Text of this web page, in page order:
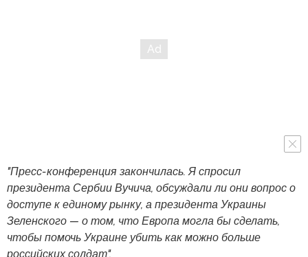
"Пресс-конференция закончилась. Я спросил
президента Сербии Вучича, обсуждали ли они вопрос о
доступе к единому рынку, а президента Украины
Зеленского — о том, что Европа могла бы сделать,
чтобы помочь Украине убить как можно больше
российских солдат".